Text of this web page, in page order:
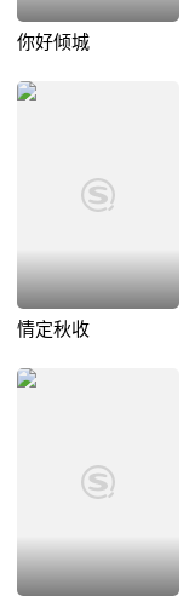
你好倾城
情定秋收